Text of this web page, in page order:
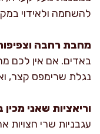
להשחמה ולאידוי
מחבת רחבה
באדים. אם אין לכם
נגלת שרימפס קצר,
וריאציות שאני מכין
עגבניות שרי חצויות